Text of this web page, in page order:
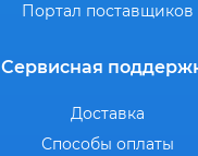
Портал поставщиков
Сервисная
Доставка
Способы оплаты